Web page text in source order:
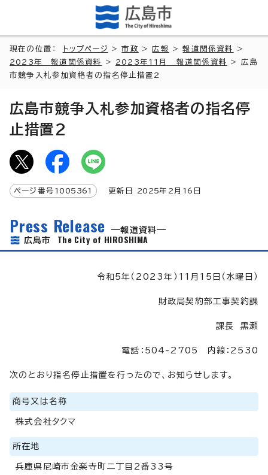
現在の位置： トップページ >市政 >広報 >報道関係資料
>
2023年 報道関係資料
> 2023年11月 報道関係資料
> 広島
市競争入札参加資格者の指名停止措置2
広島市競争入札参加資格者の指名停
止措置2
ページ番号 1005361 更新日 2025年2月 16 日
Press Release
報道資料
広島市 The City of HIROSHIMA
令和5年（2023年）11月15日（水曜日）
財政局契約部工事契約課
課長 黒瀬
電話：504-2705 内線：2530
次のとおり指名停止措置を行ったので、お知らせします。
商号又は名称
株式会社タクマ
所在地
兵庫県尼崎市金楽寺町二丁目2番33号